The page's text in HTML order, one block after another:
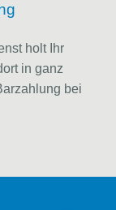
holt Ihr
in ganz
bei